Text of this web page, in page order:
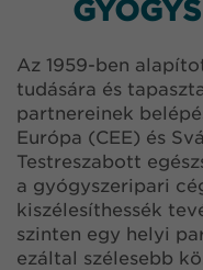
Az 1959-ben
tudására és
partnereinek
Európa (CEE) és
Testreszabott
a gyógyszeripari
kiszélesíthessék
szinten egy helyi
ezáltal szélesebb